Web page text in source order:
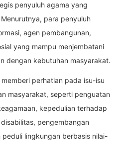
penyuluh agama yang
para penyuluh
agen pembangunan,
yang mampu menjembatani
dengan kebutuhan masyarakat.
perhatian pada isu-isu
masyarakat, seperti penguatan
kepedulian terhadap
pengembangan
lingkungan berbasis nilai-